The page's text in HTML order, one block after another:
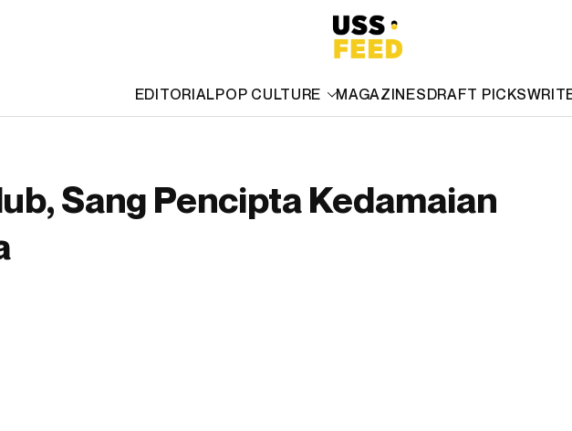
EDITORIALPOP CULTURE MAGAZINESDRAFT PICKS
Sang Pencipta Kedamaian